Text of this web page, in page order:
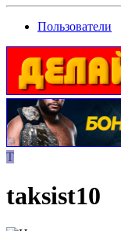
Пользователи
T
taksist10